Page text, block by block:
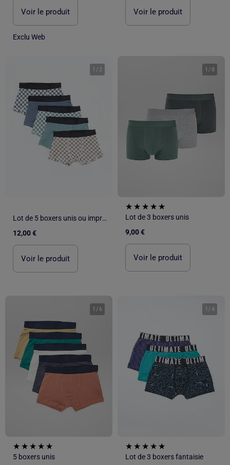
Voir le produit
Exclu Web
Voir le produit
1 / 2
Lot de 5 boxers unis ou imprimés
12,00 €
Voir le produit
1 / 8
Lot de 3 boxers unis
9,00 €
Voir le produit
1 / 6
5 boxers unis
1 /4
Lot de 3 boxers fantaisie